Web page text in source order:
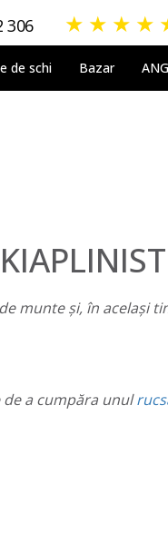
306 ★ ★ ★ ★
de schi Bazar
munte și, în același
a cumpăra unul